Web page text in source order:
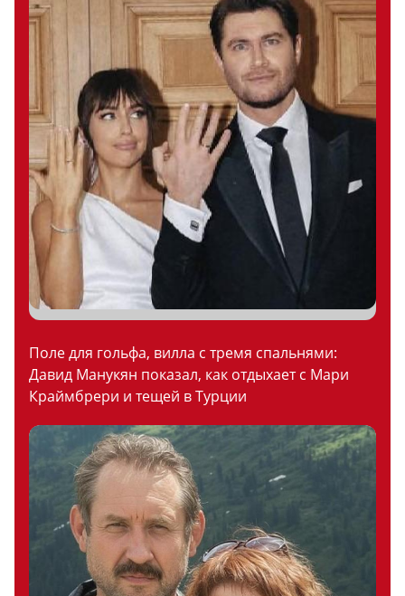
Поле для гольфа, вилла с тремя спальнями:
Давид Манукян показал, как отдыхает с Мари
Краймбрери и тещей в Турции